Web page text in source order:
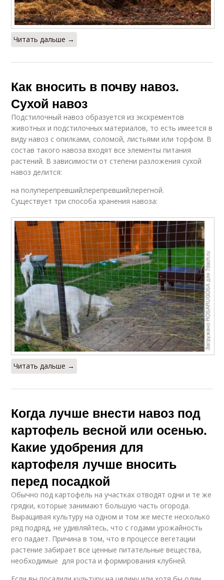
Читать дальше →
Как вносить в почву навоз.
Сухой навоз
Подстилочный навоз образуется из экскрементов
животных и подстилочных материалов, то есть имеется в
виду навоз с опилками, соломой, листьями или торфом. В
состав такого навоза входят все элементы питания
растений. В зависимости от степени разложения сухой
навоз делится:
на полуперепревший;перепревший;перегной.
Существует три способа хранения навоза:
Читать дальше →
Когда лучше внести навоз под
картофель весной или осенью.
Какие удобрения для
картофеля лучше вносить
перед посадкой
Обычно под картофель на участках отводят одни и те же
грядки, которые занимают большую часть огорода.
Выращивая культуру на одном и том же месте несколько
ряд подряд, не удивляйтесь, что с годами урожайность
его падает. Причина в том, что в процессе вегетации
растение забирает все ценные питательные вещества,
необходимые для роста и формирования клубней.